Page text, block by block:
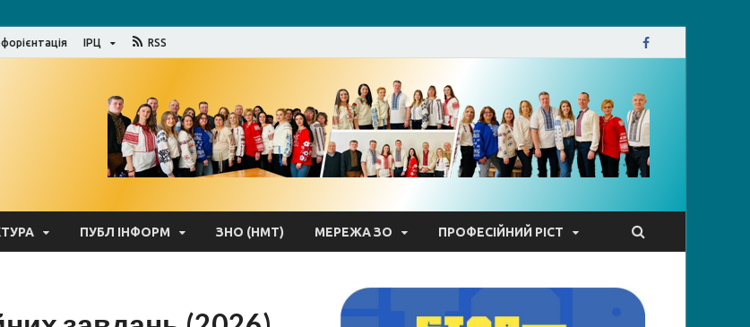
ІРЦ RSS
освіти Яворівської міської ради
ПУБЛ ІНФОРМ ЗНО (НМТ) МЕРЕЖА ЗО ПРОФЕСІЙНИЙ РІСТ